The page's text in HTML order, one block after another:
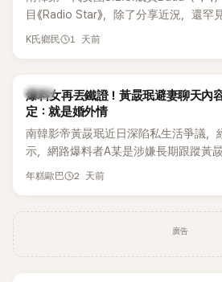
麼大，不知道才奇怪吧。」一來一往，
當年情況，李智惠終於鬆口坦言，當時
術。她回憶：「拍了比基尼照片之後，
了。」為了澄清誤會，她只好親自站出
想，既然一直說我有做，那我乾脆把腋
本沒動過。」一句話說完，全場瞬間炸
上，早在 2006 年，李智惠就為了證明自
召開了一場泳裝記者招待會。當時她穿
這段為平息爭議、直接公開腋下畫面自
《脫掉鞋子恢單4Men》 中，親自公開那
比基尼照」，再次重提這段至今仍被粉
目《Radio Star》，除了分享近況，還罕
Waterbomb喊話，笑稱自己至今從未受
K氏鄉民 1 天前
韓星
爆料女再丟鐵證！黃晸珉避妻聊天內
定：就是婚外情
南韓影帝黃晸珉近日深陷私生活爭議，
示，網路爆料者A某是涉嫌長期跟蹤黃
法律行動。不過，A某並未因此停止發
年糕歐巴 2 天前
廣告